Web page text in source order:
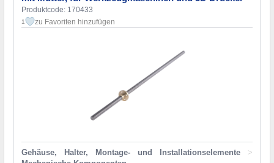
Produktcode: 170433
1 zu Favoriten hinzufügen
Gehäuse, Halter, Montage- und Installationselemente
>